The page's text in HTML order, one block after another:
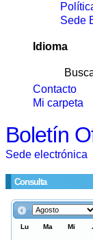
Sede
Idioma
Contacto
Mi carpeta
Boletín
Sede electrónica
Consulta